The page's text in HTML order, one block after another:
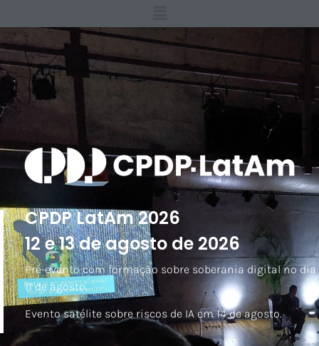
CPDP LatAm 2026
12 e 13 de agosto de 2026
Pré-evento com formação sobre soberania digital no dia
11 de agosto.
Evento satélite sobre riscos de IA em 14 de agosto.